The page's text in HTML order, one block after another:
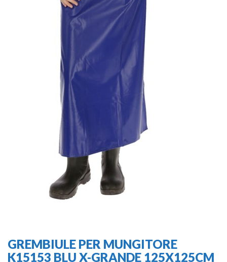
GREMBIULE PER MUNGITORE
K15153 BLU X-GRANDE 125X125CM